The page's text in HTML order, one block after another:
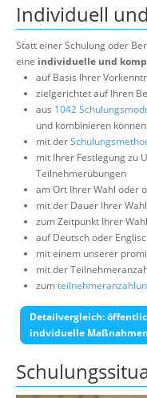
Individuell
Statt einer Schulung oder
eine individuelle und
auf Basis Ihrer
zielgerichtet auf Ihren
aus 1042
und kombinieren
mit der
mit Ihrer Festlegung zu
Teilnehmerübungen
am Ort Ihrer Wahl oder
mit der Dauer Ihrer Wahl
zum Zeitpunkt Ihrer Wahl
auf Deutsch oder
mit einem unserer
mit der
zum
Detailvergleich:
indviduelle Maßnahmen